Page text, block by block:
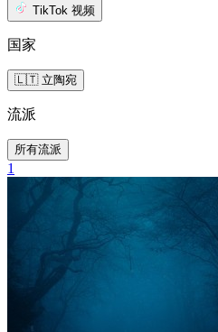
TikTok 视频
国家
🇱🇹 立陶宛
流派
所有流派
1